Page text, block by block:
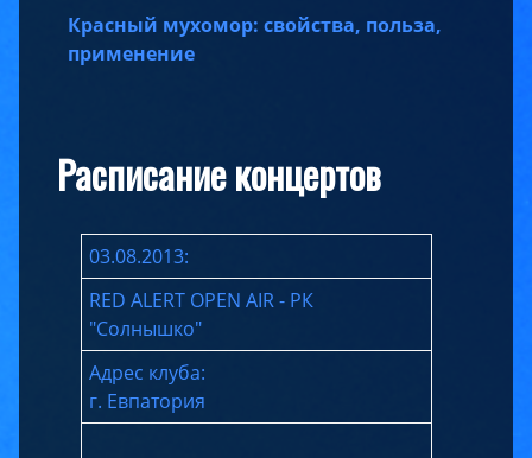
Красный мухомор: свойства, польза,
применение
Расписание концертов
03.08.2013:
RED ALERT OPEN AIR - РК
"Солнышко"
Адрес клуба:
г. Евпатория